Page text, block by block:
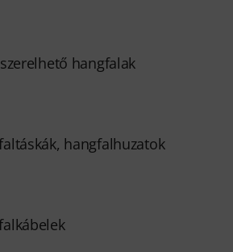
hangfalak
hangfalhuzatok